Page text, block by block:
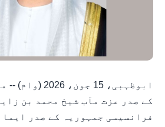
ابوظہبی، 15
کے صدر عزت مآب شیخ محمد بن
فرانسیسی جمہوریہ کے صدر